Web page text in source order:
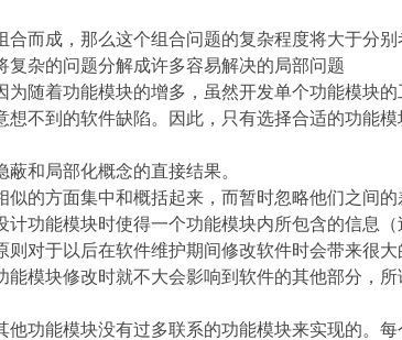
而成，那么这个组合问题的复杂程度将大于分
杂的问题分解成许多容易解决的局部问题
随着功能模块的增多，虽然开发单个功能模块
不到的软件缺陷。因此，只有选择合适的功能
和局部化概念的直接结果。
的方面集中和概括起来，而暂时忽略他们之间
功能模块时使得一个功能模块内所包含的信息
对于以后在软件维护期间修改软件时会带来很
模块修改时就不大会影响到软件的其他部分，
功能模块没有过多联系的功能模块来实现的。